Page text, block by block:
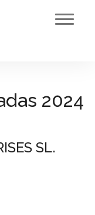
2024
SL.